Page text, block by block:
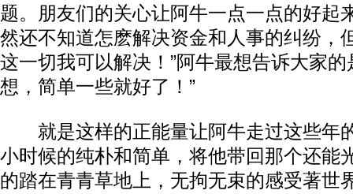
题。朋友们的关心让阿牛一点一点的好起
然还不知道怎麽解决资金和人事的纠纷，
这一切我可以解决！”阿牛最想告诉大家的
想，简单一些就好了！”
就是这样的正能量让阿牛走过这些年
小时候的纯朴和简单，将他带回那个还能
的踏在青青草地上，无拘无束的感受著世